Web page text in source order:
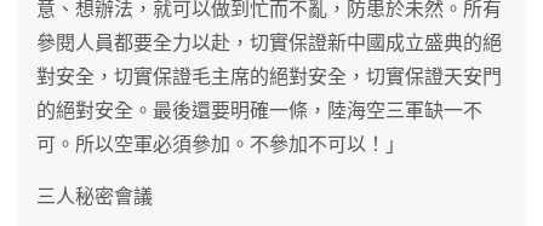
意、想辦法，就可以做到忙而不亂，防患於未然。所有
參閱人員都要全力以赴，切實保證新中國成立盛典的絕
對安全，切實保證毛主席的絕對安全，切實保證天安門
的絕對安全。最後還要明確一條，陸海空三軍缺一不
可。所以空軍必須參加。不參加不可以！」
三人秘密會議